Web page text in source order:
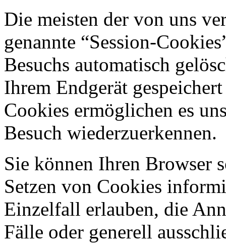
Die meisten der von uns
genannte “Session-
Besuchs automatisch
Ihrem Endgerät
Cookies ermöglichen es
Besuch wiederzuerkennen.
Sie können Ihren Browser
Setzen von Cookies
Einzelfall erlauben, die
Fälle oder generell